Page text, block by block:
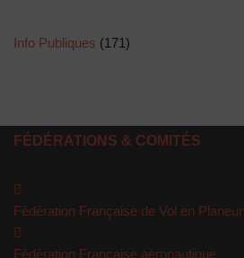
Info Publiques (171)
FÉDÉRATIONS & COMITÉS
Fédération Française de Vol en Planeur
Fédération Française aéronautique